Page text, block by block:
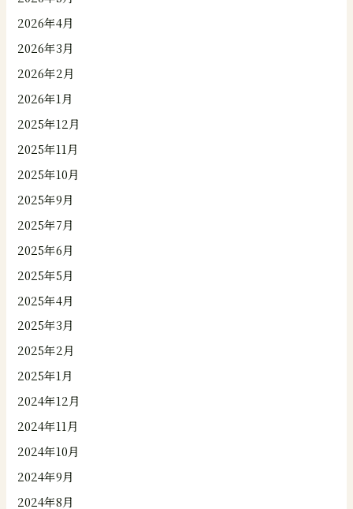
2026年4月
2026年3月
2026年2月
2026年1月
2025年12月
2025年11月
2025年10月
2025年9月
2025年7月
2025年6月
2025年5月
2025年4月
2025年3月
2025年2月
2025年1月
2024年12月
2024年11月
2024年10月
2024年9月
2024年8月